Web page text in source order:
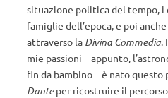
situazione politica del tempo,
famiglie dell’epoca, e poi
attraverso la Divina Commedia.
mie passioni – appunto,
fin da bambino – è nato questo
Danteper ricostruire il